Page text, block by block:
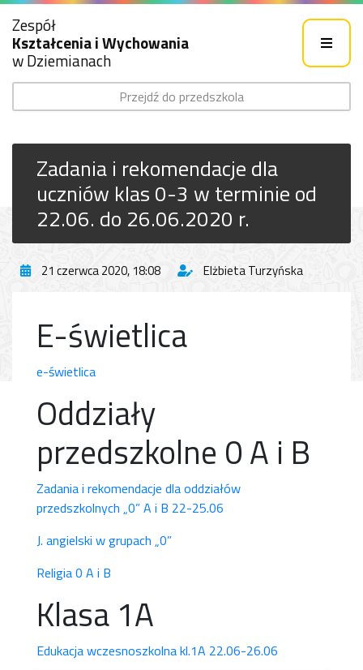
Zespół
Kształcenia i Wychowania
w Dziemianach
Przejdź do przedszkola
Zadania i rekomendacje dla
uczniów klas 0-3 w terminie od
22.06. do 26.06.2020 r.
21 czerwca 2020, 18:08 Elżbieta Turzyńska
E-świetlica
e-świetlica
Oddziały
przedszkolne 0 A i B
Zadania i rekomendacje dla oddziałów
przedszkolnych „0” A i B 22-25.06
J. angielski w grupach „0”
Religia 0 A i B
Klasa 1A
Edukacja wczesnoszkolna kl.1A 22.06-26.06